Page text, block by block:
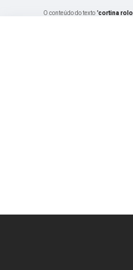
O conteúdo do texto "cortina rolo